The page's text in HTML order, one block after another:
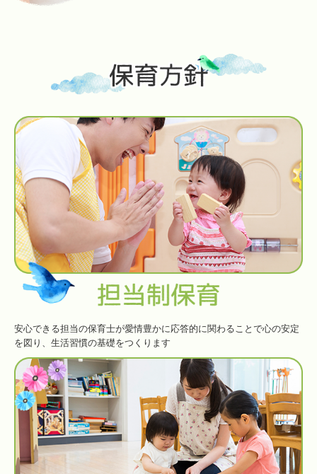
安心できる担当の保育士が愛情豊かに応答的に関わることで心の安定
を図り、生活習慣の基礎をつくります